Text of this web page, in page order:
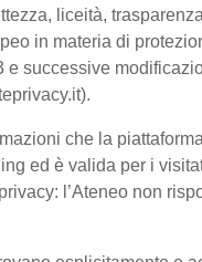
liceità,
in materia di
successive
che la
ed è valida per i
l’Ateneo non